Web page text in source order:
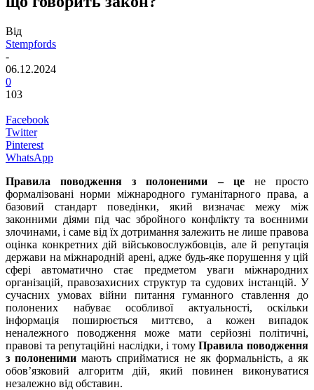
Від
Stempfords
-
06.12.2024
0
103
Facebook
Twitter
Pinterest
WhatsApp
Правила поводження з полоненими – цене просто
формалізовані норми міжнародного гуманітарного права, а
базовий стандарт поведінки, який визначає межу між
законними діями під час збройного конфлікту та воєнними
злочинами, і саме від їх дотримання залежить не лише правова
оцінка конкретних дій військовослужбовців, але й репутація
держави на міжнародній арені, адже будь-яке порушення у цій
сфері автоматично стає предметом уваги міжнародних
організацій, правозахисних структур та судових інстанцій. У
сучасних умовах війни питання гуманного ставлення до
полонених набуває особливої актуальності, оскільки
інформація поширюється миттєво, а кожен випадок
неналежного поводження може мати серйозні політичні,
правові та репутаційні наслідки, і томуПравила поводження
з полоненими мають сприйматися не як формальність, а як
обов’язковий алгоритм дій, який повинен виконуватися
незалежно від обставин.